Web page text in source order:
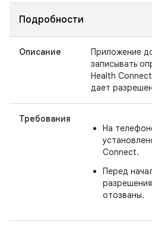
Подробности
Описание
Приложение
записывать
Health
дает
Требования
На
Connect.
Перед
отозваны.